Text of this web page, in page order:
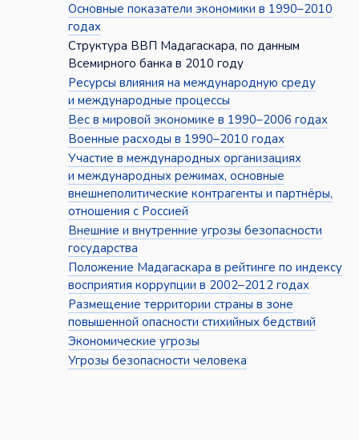
Основные показатели экономики в 1990–2010
годах
Структура ВВП Мадагаскара, по данным
Всемирного банка в 2010 году
Ресурсы влияния на международную среду
и международные процессы
Вес в мировой экономике в 1990–2006 годах
Военные расходы в 1990–2010 годах
Участие в международных организациях
и международных режимах, основные
внешнеполитические контрагенты и партнёры,
отношения с Россией
Внешние и внутренние угрозы безопасности
государства
Положение Мадагаскара в рейтинге по индексу
восприятия коррупции в 2002–2012 годах
Размещение территории страны в зоне
повышенной опасности стихийных бедствий
Экономические угрозы
Угрозы безопасности человека